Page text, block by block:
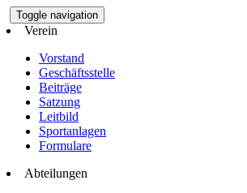
Toggle navigation
Verein
Vorstand
Geschäftsstelle
Beiträge
Satzung
Leitbild
Sportanlagen
Formulare
Abteilungen